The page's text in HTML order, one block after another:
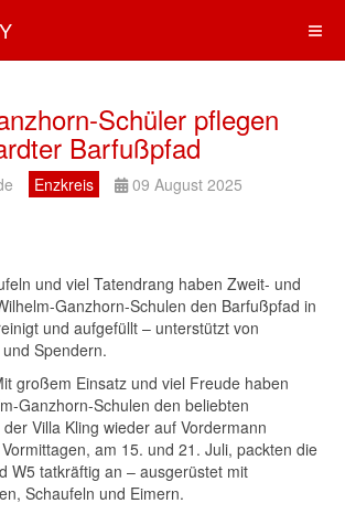
Schüler pflegen
Barfußpfad
Enzkreis
09 August 2025
und viel Tatendrang haben Zweit- und
Ganzhorn-Schulen den Barfußpfad in
und aufgefüllt – unterstützt von
Spendern.
großem Einsatz und viel Freude haben
Ganzhorn-Schulen den beliebten
Villa Kling wieder auf Vordermann
am 15. und 21. Juli, packten die
W5 tatkräftig an – ausgerüstet mit
Schaufeln und Eimern.